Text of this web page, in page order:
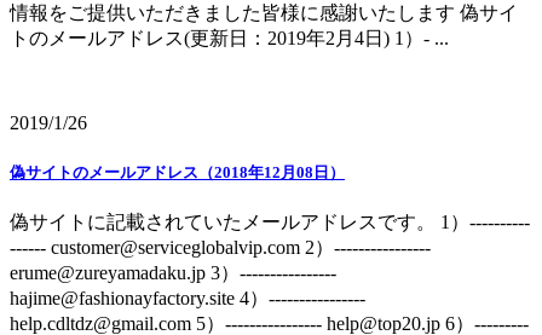
情報をご提供いただきました皆様に感謝いたします 偽サイ
トのメールアドレス(更新日：2019年2月4日) 1）- ...
2019/1/26
偽サイトのメールアドレス（2018年12月08日）
偽サイトに記載されていたメールアドレスです。 1）----------
------ customer@serviceglobalvip.com 2）----------------
erume@zureyamadaku.jp 3）----------------
hajime@fashionayfactory.site 4）----------------
help.cdltdz@gmail.com 5）---------------- help@top20.jp 6）---------